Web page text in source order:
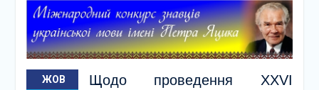
ЖОВ
Щодо проведення ХХVІ